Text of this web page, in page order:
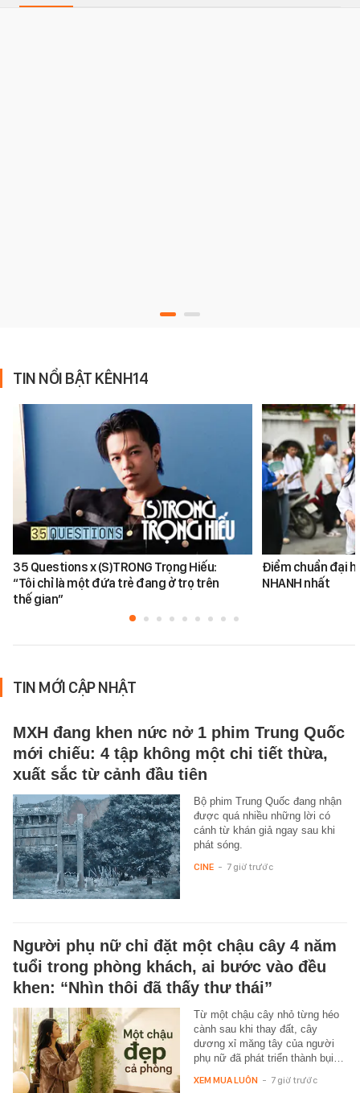
TIN NỔI BẬT KÊNH14
35 Questions x (S)TRONG Trọng Hiếu:
“Tôi chỉ là một đứa trẻ đang ở trọ trên
thế gian”
Điểm chuẩn đại
NHANH nhất
TIN MỚI CẬP NHẬT
MXH đang khen nức nở 1 phim Trung Quốc
mới chiếu: 4 tập không một chi tiết thừa,
xuất sắc từ cảnh đầu tiên
Bộ phim Trung Quốc đang nhận
được quá nhiều những lời có
cánh từ khán giả ngay sau khi
phát sóng.
CINE - 7 giờ trước
Người phụ nữ chỉ đặt một chậu cây 4 năm
tuổi trong phòng khách, ai bước vào đều
khen: “Nhìn thôi đã thấy thư thái”
Từ một chậu cây nhỏ từng héo
cành sau khi thay đất, cây
dương xỉ măng tây của người
phụ nữ đã phát triển thành bụi…
XEM MUA LUÔN - 7 giờ trước